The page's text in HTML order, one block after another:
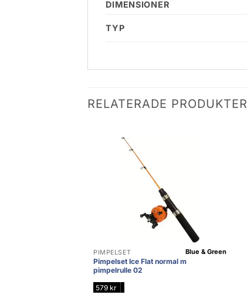
DIMENSIONER
TYP
RELATERADE PRODUKTER
PIMPELSET
Pimpelset Ice Flat normal m
pimpelrulle 02
Blue & Green
579 kr